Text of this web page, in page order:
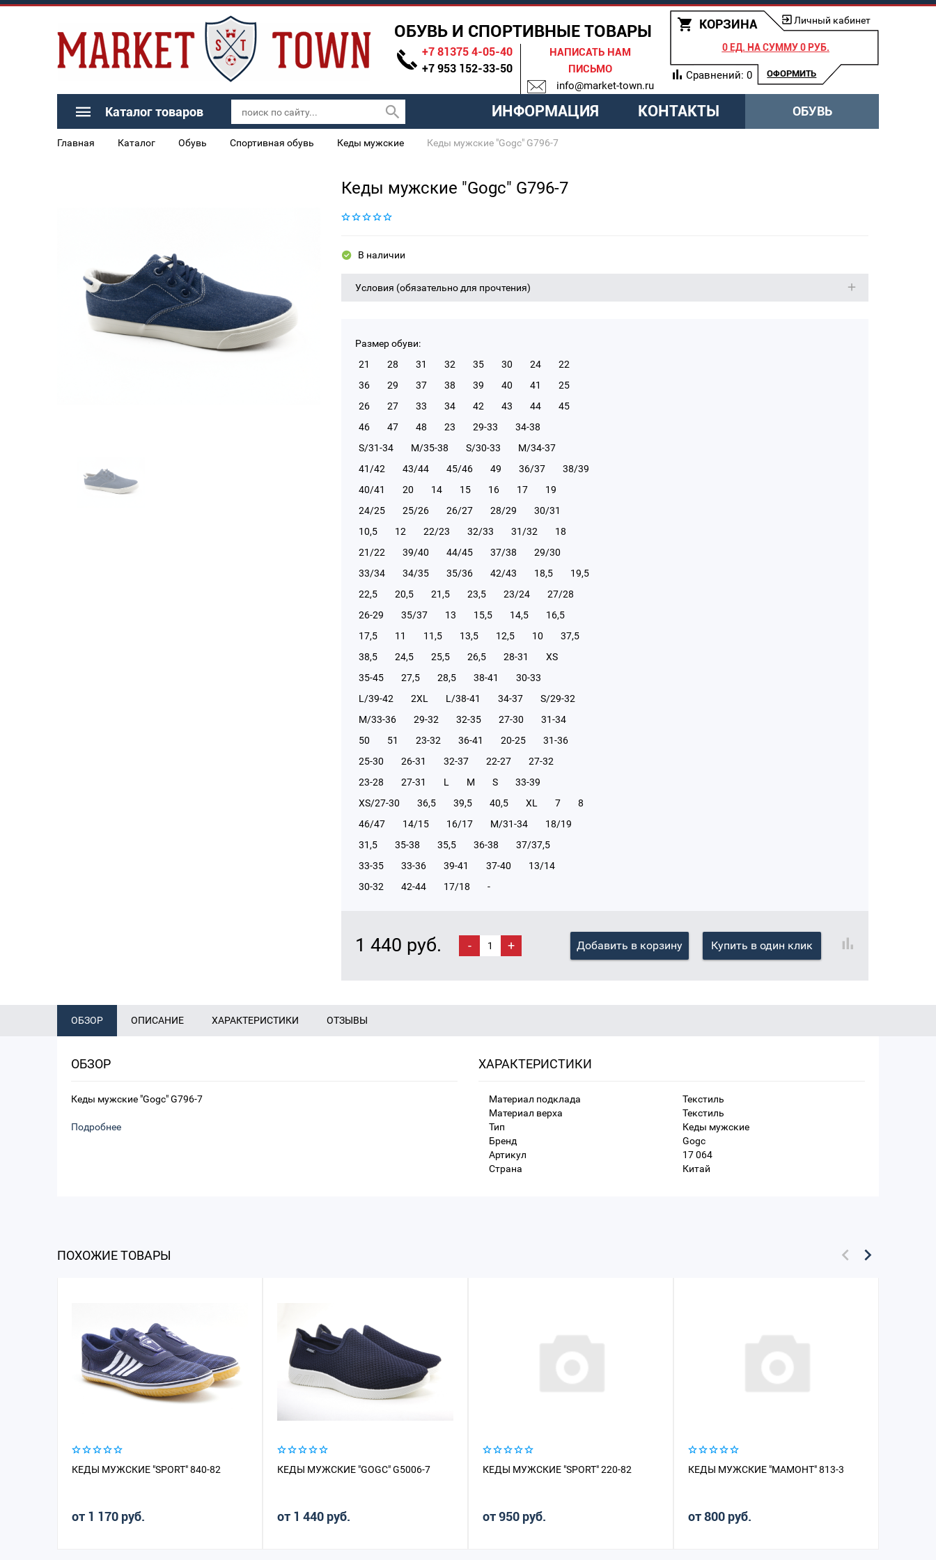
ОБУВЬ И СПОРТИВНЫЕ ТОВАРЫ
+7 81375 4-05-40
+7 953 152-33-50
НАПИСАТЬ НАМ
ПИСЬМО
info@market-town.ru
КОРЗИНА Личный кабинет
0 ЕД. НА СУММУ0 РУБ.
ОФОРМИТЬ
Сравнений: 0
Каталог товаров ИНФОРМАЦИЯ КОНТАКТЫ ОБУВЬ
Главная Каталог Обувь Спортивная обувь Кеды мужские Кеды мужские "Gogc" G796-7
Кеды мужские "Gogc" G796-7
В наличии
Условия (обязательно для прочтения)
Размер обуви:
21
28 31 32 35 30 24
22
36
29 37 38 39 40 41
25
26
27 33 34 42 43 44
45
46
47 48 23 29-33
34-38
S/31-34
М/35-38 S/30-33
М/34-37
41/42
43/44 45/46 49 36/37
38/39
40/41
20 14 15 16 17
19
24/25
25/26 26/27 28/29
30/31
10,5
12 22/23 32/33 31/32
18
21/22
39/40 44/45 37/38
29/30
33/34
34/35 35/36 42/43 18,5
19,5
22,5
20,5 21,5 23,5 23/24
27/28
26-29
35/37 13 15,5 14,5
16,5
17,5
11 11,5 13,5 12,5 10
37,5
38,5
24,5 25,5 26,5 28-31
XS
35-45
27,5 28,5 38-41
30-33
L/39-42
2XL L/38-41 34-37
S/29-32
М/33-36
29-32 32-35 27-30
31-34
50
51 23-32 36-41 20-25
31-36
25-30
26-31 32-37 22-27
27-32
23-28
27-31 L M S
33-39
XS/27-30
36,5 39,5 40,5 XL 7
8
46/47
14/15 16/17 М/31-34
18/19
31,5
35-38 35,5 36-38
37/37,5
33-35
33-36 39-41 37-40
13/14
30-32
42-44 17/18 -
1 440 руб. - + Добавить в корзину Купить в один клик
ОБЗОР ОПИСАНИЕ ХАРАКТЕРИСТИКИ ОТЗЫВЫ
ОБЗОР
Кеды мужские "Gogc" G796-7
Подробнее
ХАРАКТЕРИСТИКИ
Материал подклада
Текстиль
Материал верха
Текстиль
Тип
Кеды мужские
Бренд
Gogc
Артикул
17 064
Страна
Китай
ПОХОЖИЕ ТОВАРЫ
КЕДЫ МУЖСКИЕ "SPORT" 840-82
от 1 170 руб.
КЕДЫ МУЖСКИЕ "GOGC" G5006-7
от 1 440 руб.
КЕДЫ МУЖСКИЕ "SPORT" 220-82
от 950 руб.
КЕДЫ МУЖСКИЕ "МАМОНТ" 813-3
от 800 руб.